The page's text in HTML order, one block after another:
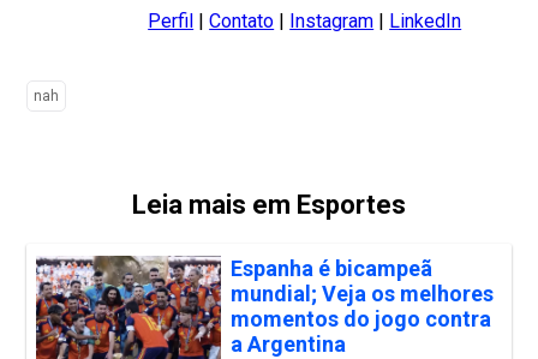
Perfil |Contato Instagram LinkedIn
nah
Leia mais em Esportes
Espanha é bicampeã
mundial; Veja os melhores
momentos do jogo contra
a Argentina